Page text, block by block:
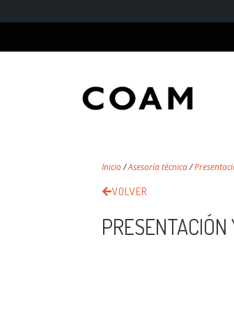
Inicio/Asesoría técnica/
VOLVER